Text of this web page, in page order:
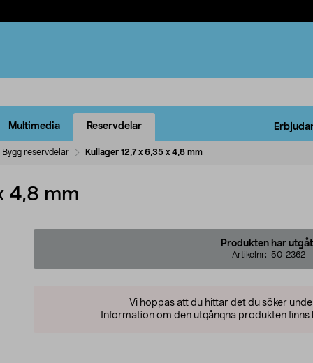
Multimedia Reservdelar
Bygg reservdelar Kullager 12,7 x 6,35 x 4,8 mm
4,8 mm
Produkten har
Artikelnr: 50-2362
Vi hoppas att du hittar det du söker
Information om den utgångna produkten finns